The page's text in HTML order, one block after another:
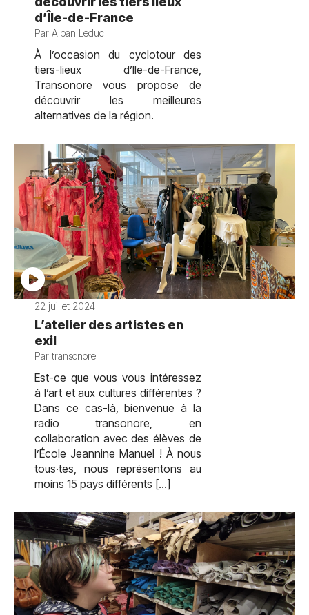
d’Île-de-France
Par Alban Leduc
À l’occasion du cyclotour des
tiers-lieux d’Ile-de-France,
Transonore vous propose de
découvrir les meilleures
alternatives de la région.
22 juillet 2024
L’atelier des artistes en
exil
Par transonore
Est-ce que vous vous intéressez
à l’art et aux cultures différentes ?
Dans ce cas-là, bienvenue à la
radio transonore, en
collaboration avec des élèves de
l’École Jeannine Manuel ! À nous
tous·tes, nous représentons au
moins 15 pays différents […]